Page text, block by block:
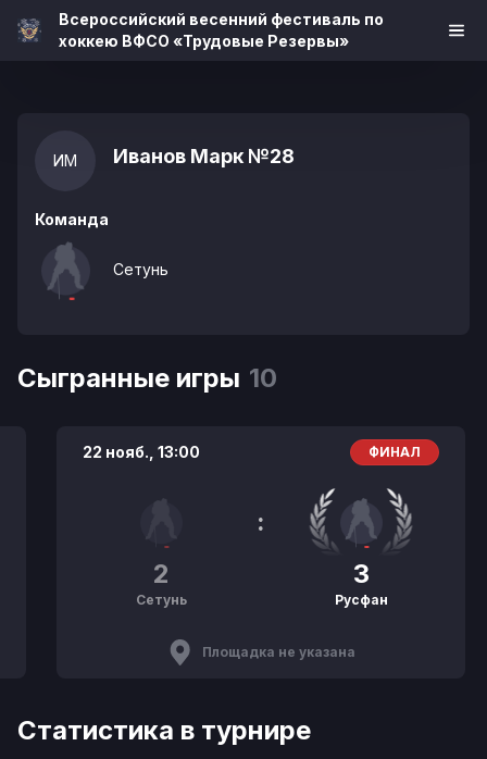
Всероссийский весенний фестиваль по
хоккею ВФСО «Трудовые Резервы»
ИМ Иванов Марк №28
Команда
Сетунь
Сыгранные игры 10
22 нояб., 13:00 ФИНАЛ
2
Сетунь
:
3
Русфан
Площадка не указана
Статистика в турнире